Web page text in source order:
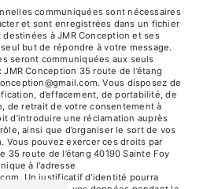
communiquées sont nécessaires
et sont enregistrées dans un fichier
à JMR Conception et ses
but de répondre à votre message.
seront communiquées aux seuls
Conception 35 route de l’étang
Vous disposez de
d’effacement, de portabilité, de
de retrait de votre consentement à
d’introduire une réclamation auprès
ainsi que d’organiser le sort de vos
Vous pouvez exercer ces droits par
35 route de l’étang 40190 Sainte Foy
à l'adresse
Un justificatif d'identité pourra